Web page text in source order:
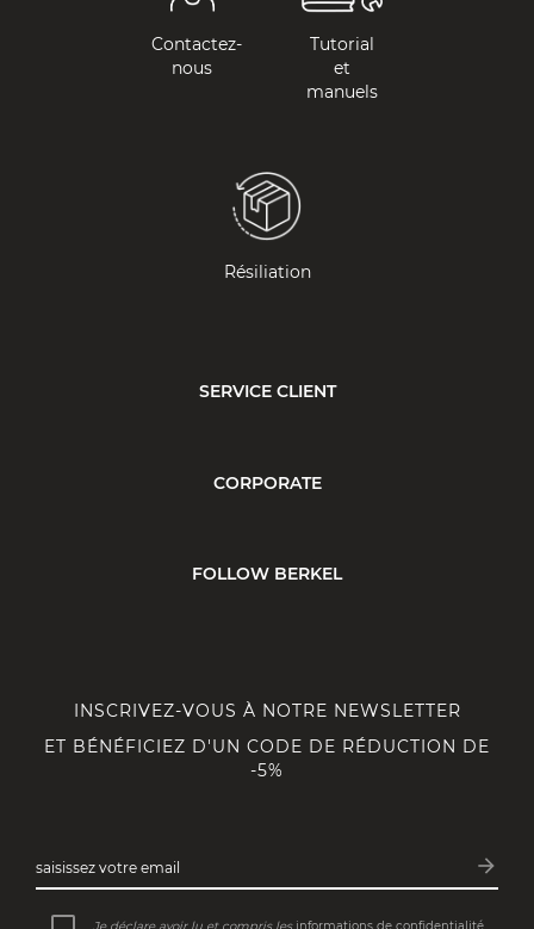
Contactez-
nous
Tutorial
et
manuels
Résiliation
SERVICE CLIENT
CORPORATE
FOLLOW BERKEL
INSCRIVEZ-VOUS À NOTRE NEWSLETTER
ET BÉNÉFICIEZ D'UN CODE DE RÉDUCTION DE
-5%
saisissez votre email arrow_forward